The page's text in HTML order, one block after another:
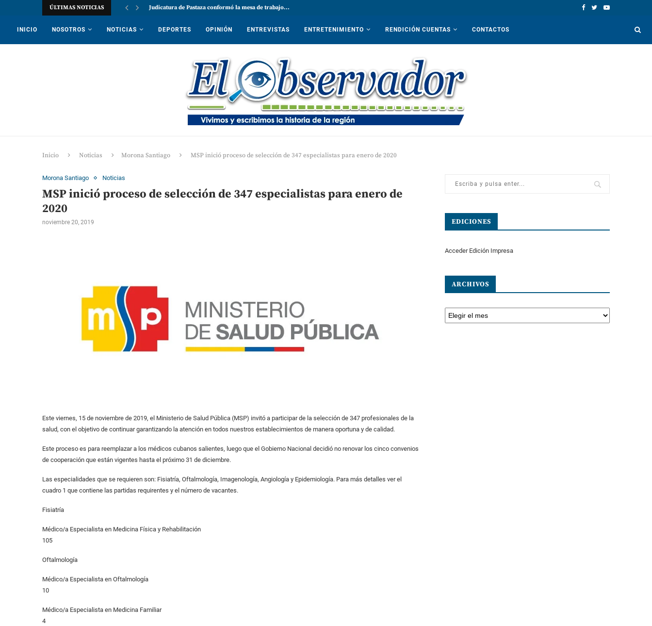
ÚLTIMAS NOTICIAS Judicatura de Pastaza conformó la mesa de trabajo...
INICIO NOSOTROS NOTICIAS DEPORTES OPINIÓN ENTREVISTAS ENTRETENIMIENTO RENDICIÓN CUENTAS CONTACTOS
Inicio Noticias Morona Santiago MSP inició proceso de selección de 347 especialistas para enero de 2020
Morona Santiago Noticias
MSP inició proceso de selección de 347 especialistas para enero de
2020
noviembre 20, 2019
Este viernes, 15 de noviembre de 2019, el Ministerio de Salud Pública (MSP) invitó a participar de la selección de 347 profesionales de la
salud, con el objetivo de continuar garantizando la atención en todos nuestros establecimientos de manera oportuna y de calidad.
Este proceso es para reemplazar a los médicos cubanos salientes, luego que el Gobierno Nacional decidió no renovar los cinco convenios
de cooperación que están vigentes hasta el próximo 31 de diciembre.
Las especialidades que se requieren son: Fisiatría, Oftalmología, Imagenología, Angiología y Epidemiología. Para más detalles ver el
cuadro 1 que contiene las partidas requirentes y el número de vacantes.
Fisiatría
Médico/a Especialista en Medicina Física y Rehabilitación
105
Oftalmología
Médico/a Especialista en Oftalmología
10
Médico/a Especialista en Medicina Familiar
4
EDICIONES
Acceder Edición Impresa
ARCHIVOS